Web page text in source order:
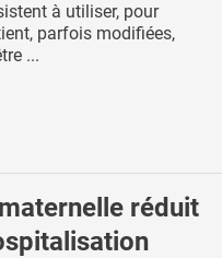
à utiliser, pour
parfois modifiées,
...
réduit